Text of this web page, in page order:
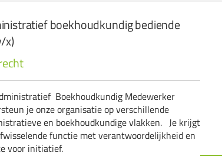
boekhoudkundig bediende
x)
Boekhoudkundig Medewerker
je onze organisatie op verschillende
en boekhoudkundige vlakken. Je krijgt
functie met verantwoordelijkheid en
voor initiatief.